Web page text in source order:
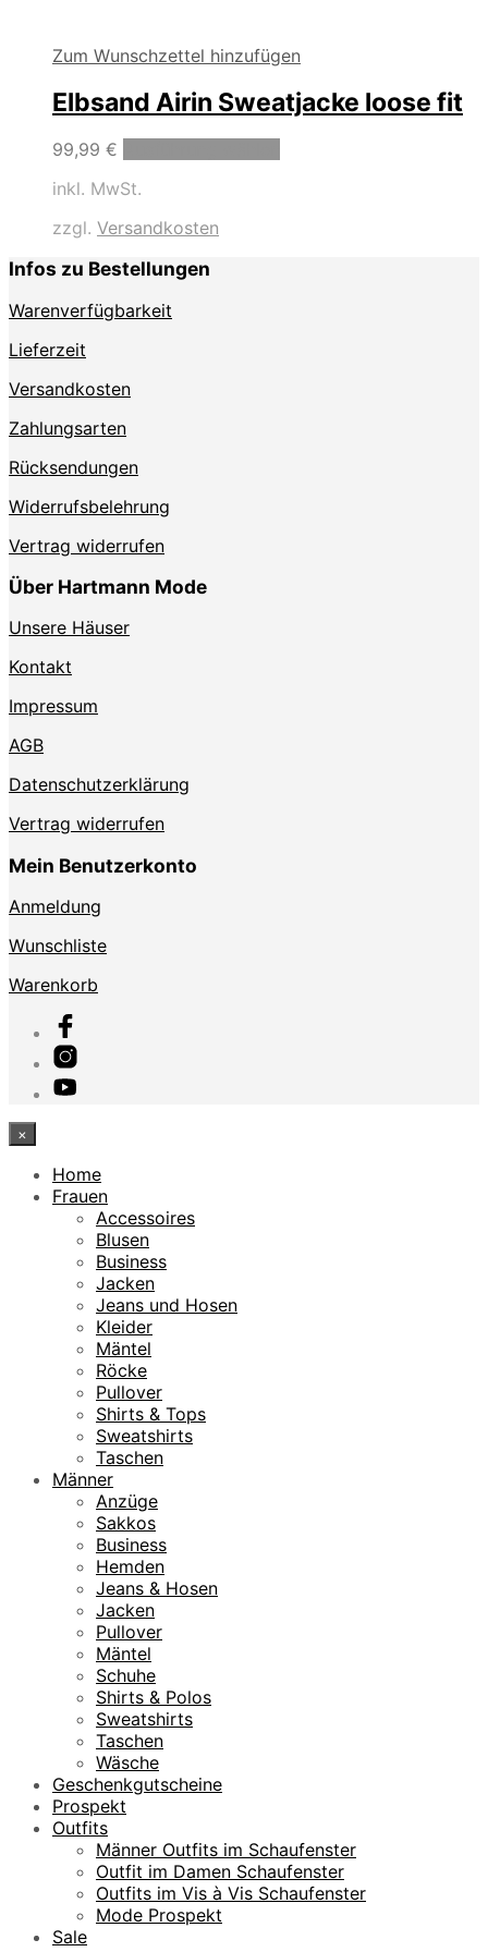
Zum Wunschzettel hinzufügen
Elbsand Airin Sweatjacke loose fit
99,99 €
inkl. MwSt.
zzgl. Versandkosten
Infos zu Bestellungen
Warenverfügbarkeit
Lieferzeit
Versandkosten
Zahlungsarten
Rücksendungen
Widerrufsbelehrung
Vertrag widerrufen
Über Hartmann Mode
Unsere Häuser
Kontakt
Impressum
AGB
Datenschutzerklärung
Vertrag widerrufen
Mein Benutzerkonto
Anmeldung
Wunschliste
Warenkorb
×
Home
Frauen
Accessoires
Blusen
Business
Jacken
Jeans und Hosen
Kleider
Mäntel
Röcke
Pullover
Shirts & Tops
Sweatshirts
Taschen
Männer
Anzüge
Sakkos
Business
Hemden
Jeans & Hosen
Jacken
Pullover
Mäntel
Schuhe
Shirts & Polos
Sweatshirts
Taschen
Wäsche
Geschenkgutscheine
Prospekt
Outfits
Männer Outfits im Schaufenster
Outfit im Damen Schaufenster
Outfits im Vis à Vis Schaufenster
Mode Prospekt
Sale